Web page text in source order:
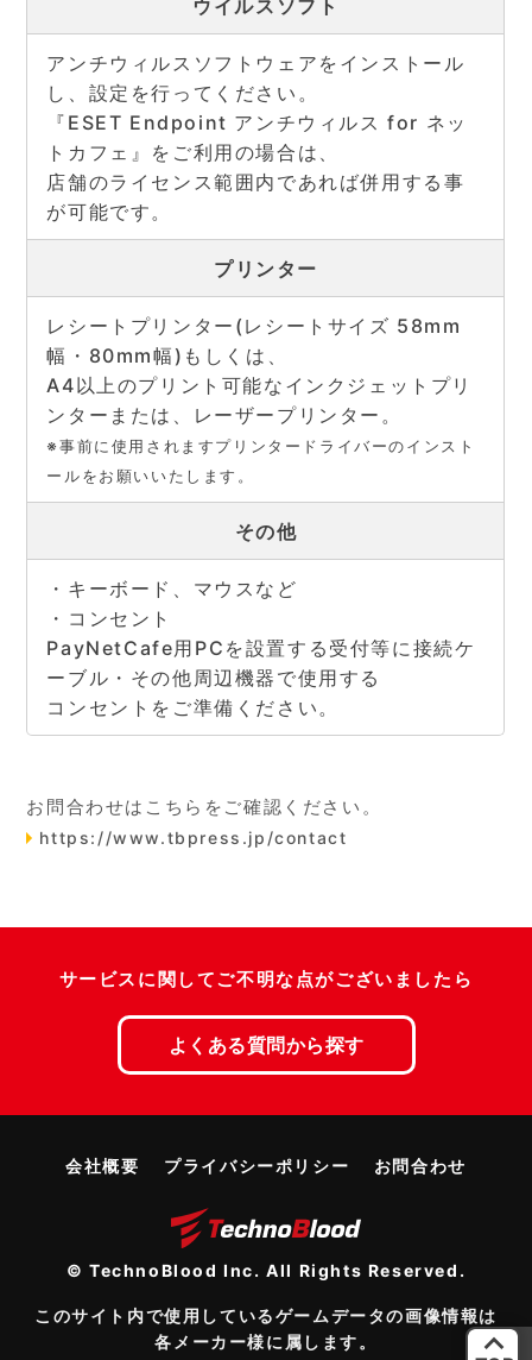
ウイルスソフト
アンチウィルスソフトウェアをインストール
し、設定を行ってください。
『ESET Endpoint アンチウィルス for ネッ
トカフェ』をご利用の場合は、
店舗のライセンス範囲内であれば併用する事
が可能です。
プリンター
レシートプリンター(レシートサイズ 58mm
幅・80mm幅)もしくは、
A4以上のプリント可能なインクジェットプリ
ンターまたは、レーザープリンター。
※事前に使用されますプリンタードライバーのインスト
ールをお願いいたします。
その他
・キーボード、マウスなど
・コンセント
PayNetCafe用PCを設置する受付等に接続ケ
ーブル・その他周辺機器で使用する
コンセントをご準備ください。
お問合わせはこちらをご確認ください。
https://www.tbpress.jp/contact
サービスに関してご不明な点がございましたら
よくある質問から探す
会社概要 プライバシーポリシー お問合わせ
© TechnoBlood Inc. All Rights Reserved.
このサイト内で使用しているゲームデータの画像情報は
各メーカー様に属します。